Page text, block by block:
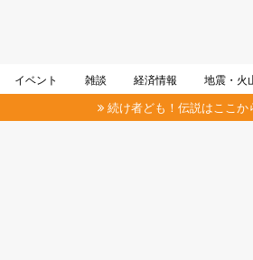
イベント 雑談 経済情報 地震・火
続け者ども！伝説はここか